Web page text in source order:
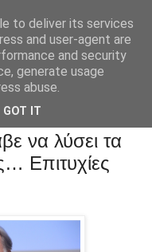
να λύσει τα
Επιτυχίες
to deliver its services
and user-agent are
and security
generate usage
abuse.
GOT IT